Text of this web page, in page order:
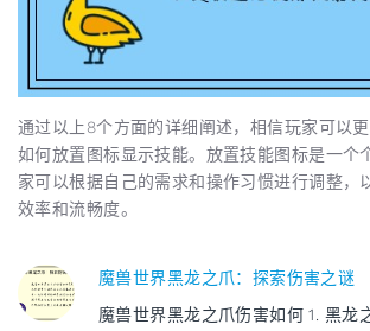
通过以上8个方面的详细阐述，相信玩家可以
如何放置图标显示技能。放置技能图标是一个
家可以根据自己的需求和操作习惯进行调整，
效率和流畅度。
魔兽世界黑龙之爪：探索伤害之谜
魔兽世界黑龙之爪伤害如何 1. 黑龙